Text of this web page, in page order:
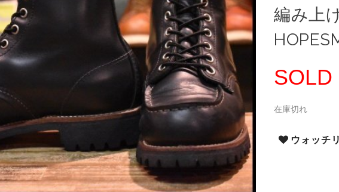
編み上
SOLD
在庫切れ
ウォッチ